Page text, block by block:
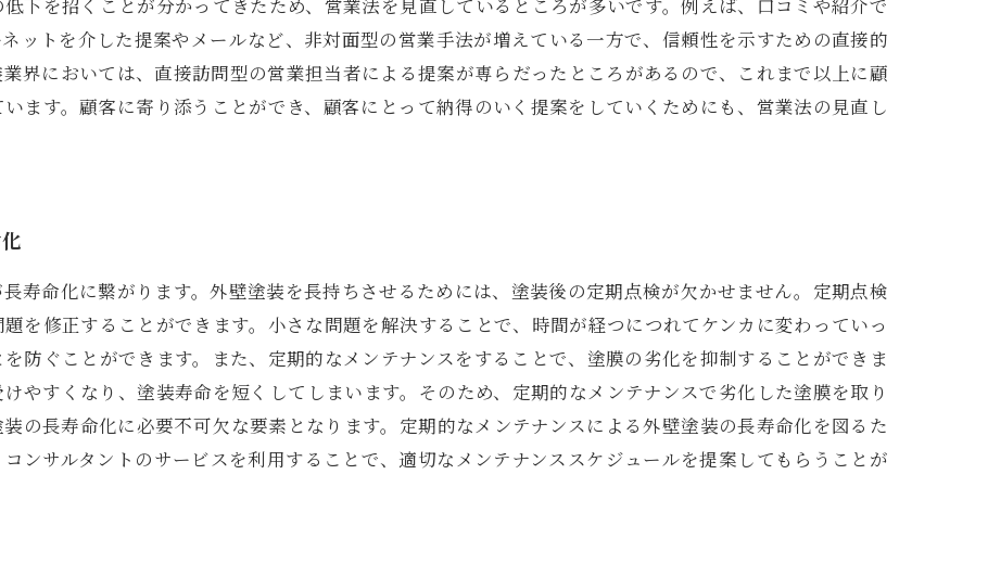
下を招くことが分かってきたため、営業法を見直しているところが多いです。例えば、口コミや紹介で
ットを介した提案やメールなど、非対面型の営業手法が増えている一方で、信頼性を示すための直接的
界においては、直接訪問型の営業担当者による提案が専らだったところがあるので、これまで以上に顧
ます。顧客に寄り添うことができ、顧客にとって納得のいく提案をしていくためにも、営業法の見直し
寿命化に繋がります。外壁塗装を長持ちさせるためには、塗装後の定期点検が欠かせません。定期点検
を修正することができます。小さな問題を解決することで、時間が経つにつれてケンカに変わっていっ
防ぐことができます。また、定期的なメンテナンスをすることで、塗膜の劣化を抑制することができま
やすくなり、塗装寿命を短くしてしまいます。そのため、定期的なメンテナンスで劣化した塗膜を取り
の長寿命化に必要不可欠な要素となります。定期的なメンテナンスによる外壁塗装の長寿命化を図るた
ンサルタントのサービスを利用することで、適切なメンテナンススケジュールを提案してもらうことが